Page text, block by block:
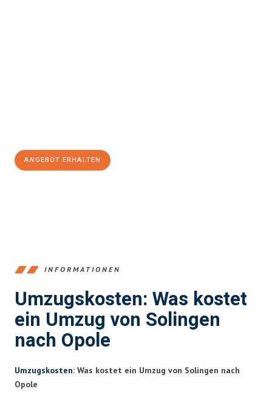
ANGEBOT ERHALTEN
INFORMATIONEN
Umzugskosten: Was kostet
ein Umzug von Solingen
nach Opole
Umzugskosten: Was kostet ein Umzug von Solingen nach
Opole